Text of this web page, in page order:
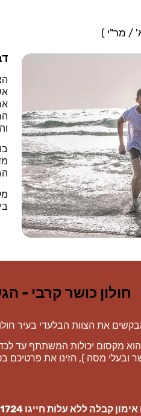
/ מר"י )
חולון כושר קרבי -
את הצוות הבלעדי בעיר
הוא מקסום יכולות המשתתף עד
ובעלי מסה ), הזינו את פרטיכם
ללא עלות חייגו 058-7071724 או השאירו פרטים